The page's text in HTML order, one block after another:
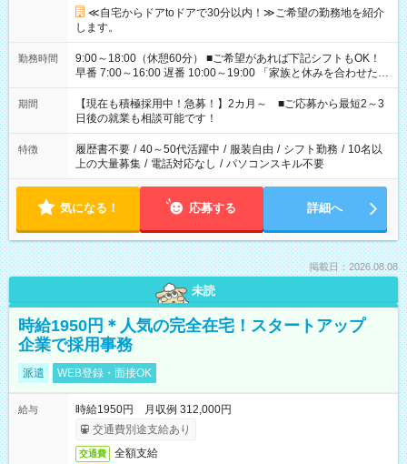
≪自宅からドアtoドアで30分以内！≫ご希望の勤務地を紹介
します。
勤務時間
9:00～18:00（休憩60分） ■ご希望があれば下記シフトもOK！
早番 7:00～16:00 遅番 10:00～19:00 「家族と休みを合わせた
い」 「余裕を持って夕飯の準備がしたい」 「できれば残業はし
たくない」 など、ご希望を教えてくださいね。 ※Wワーク希望
の方へ 今ご覧のお仕事で希望する勤務時間と、もう1つのお仕事
の勤務時間。 合計で週40時間を超える場合は応募できません。
期間
【現在も積極採用中！急募！】2カ月～ ■ご応募から最短2～3
日後の就業も相談可能です！
特徴 履歴書不要 / 40～50代活躍中 / 服装自由 / シフト勤務 / 10名以
上の大量募集 / 電話対応なし / パソコンスキル不要
気になる！ 応募する 詳細へ
掲載日：2026.08.08
未読
時給1950円＊人気の完全在宅！スタートアップ
企業で採用事務
派遣 WEB登録・面接OK
給与
時給1950円 月収例 312,000円
交通費別途支給あり
交通費 全額支給